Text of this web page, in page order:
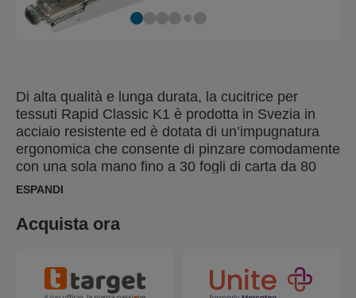
Di alta qualità e lunga durata, la cucitrice per
tessuti Rapid Classic K1 è prodotta in Svezia in
acciaio resistente ed è dotata di un’impugnatura
ergonomica che consente di pinzare comodamente
con una sola mano fino a 30 fogli di carta da 80
g/m². Con i punti metallici Rapid No. 43 Superfine
grazie a una cucitura uniforme e sicura. Versatile e
affidabile, questa cucitrice è ideale sia per i lavori
per durare nel tempo, la Rapid Classic K1 Textile è
coperta da 5 anni di garanzia.
ESPANDI
Acquista ora